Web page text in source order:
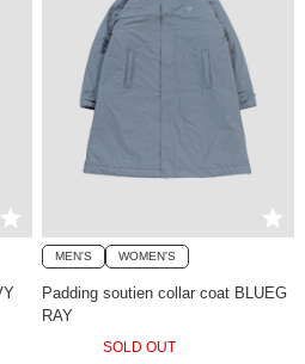
MEN'S WOMEN'S
Padding soutien collar coat BLUEG
RAY
SOLD OUT